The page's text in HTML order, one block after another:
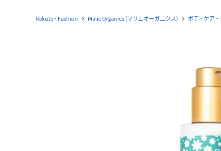
Rakuten Fashion navigate_next Malie Organics (マリエオーガ二クス) navigate_next ボディケア